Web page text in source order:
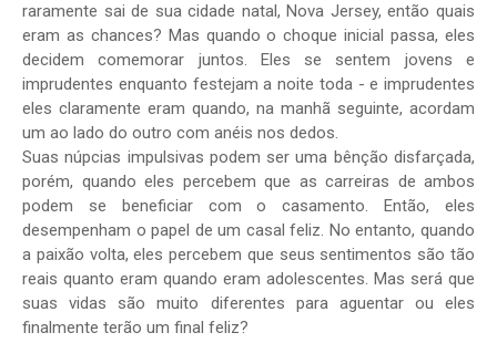
raramente sai de sua cidade natal, Nova Jersey, então quais
eram as chances? Mas quando o choque inicial passa, eles
decidem comemorar juntos. Eles se sentem jovens e
imprudentes enquanto festejam a noite toda - e imprudentes
eles claramente eram quando, na manhã seguinte, acordam
um ao lado do outro com anéis nos dedos.
Suas núpcias impulsivas podem ser uma bênção disfarçada,
porém, quando eles percebem que as carreiras de ambos
podem se beneficiar com o casamento. Então, eles
desempenham o papel de um casal feliz. No entanto, quando
a paixão volta, eles percebem que seus sentimentos são tão
reais quanto eram quando eram adolescentes. Mas será que
suas vidas são muito diferentes para aguentar ou eles
finalmente terão um final feliz?